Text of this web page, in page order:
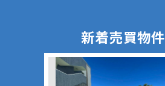
新着売買物件